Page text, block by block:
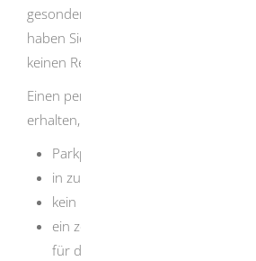
gesondert beantragen. Im Gegensatz
haben Sie auf einen persönlichen
keinen Rechtsanspruch.
Einen persönlichen
erhalten, wenn
Parkplatzmangel besteht,
in zumutbarer Nähe kein
kein Haltverbot besteht und
ein zeitlich begrenztes
für den Arbeitsplatz) nicht